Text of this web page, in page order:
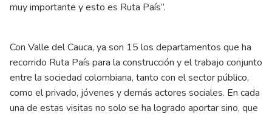
muy importante y esto es Ruta País”.
Con Valle del Cauca, ya son 15 los departamentos que ha
recorrido Ruta País para la construcción y el trabajo conjunto
entre la sociedad colombiana, tanto con el sector público,
como el privado, jóvenes y demás actores sociales. En cada
una de estas visitas no solo se ha logrado aportar sino, que